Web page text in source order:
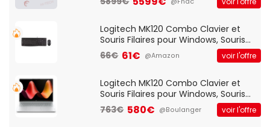
Logitech MK120 Combo Clavier et
Souris Filaires pour Windows, Souris
Optique Filaire, Connexion USB Plug
And Play, Confortable, Taille
QWERTY UK - Noir
66€ 61€ @Amazon voir l'offre
Logitech MK120 Combo Clavier et
Souris Filaires pour Windows, Souris
Optique Filaire, Connexion USB Plug
And Play, Confortable, Taille
763€ 580€ @Boulanger voir l'offre